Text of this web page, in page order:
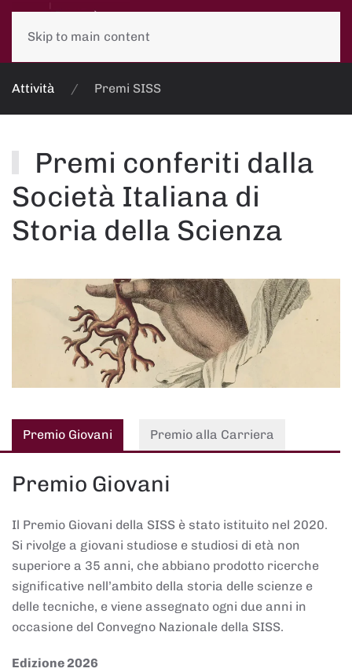
Skip to main content
Attività Premi SISS
Premi conferiti dalla
Società Italiana di
Storia della Scienza
Premio Giovani Premio alla Carriera
Premio Giovani
Il Premio Giovani della SISS è stato istituito nel 2020.
Si rivolge a giovani studiose e studiosi di età non
superiore a 35 anni, che abbiano prodotto ricerche
significative nell’ambito della storia delle scienze e
delle tecniche, e viene assegnato ogni due anni in
occasione del Convegno Nazionale della SISS.
Edizione 2026